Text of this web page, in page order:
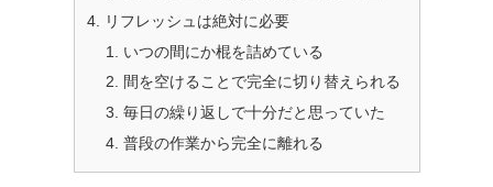
リフレッシュは絶対に必要
いつの間にか棍を詰めている
間を空けることで完全に切り替えられる
毎日の繰り返しで十分だと思っていた
普段の作業から完全に離れる